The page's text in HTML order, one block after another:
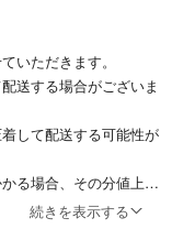
いただきます。
送する場合がございま
して配送する可能性が
る場合、その分値上げ
続きを表示する